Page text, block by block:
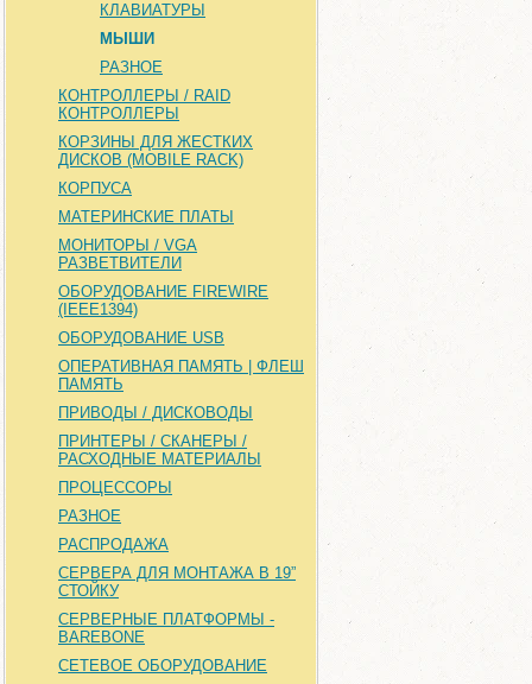
КЛАВИАТУРЫ
МЫШИ
РАЗНОЕ
КОНТРОЛЛЕРЫ / RAID
КОНТРОЛЛЕРЫ
КОРЗИНЫ ДЛЯ ЖЕСТКИХ
ДИСКОВ (MOBILE RACK)
КОРПУСА
МАТЕРИНСКИЕ ПЛАТЫ
МОНИТОРЫ / VGA
РАЗВЕТВИТЕЛИ
ОБОРУДОВАНИЕ FIREWIRE
(IEEE1394)
ОБОРУДОВАНИЕ USB
ОПЕРАТИВНАЯ ПАМЯТЬ | ФЛЕШ
ПАМЯТЬ
ПРИВОДЫ / ДИСКОВОДЫ
ПРИНТЕРЫ / СКАНЕРЫ /
РАСХОДНЫЕ МАТЕРИАЛЫ
ПРОЦЕССОРЫ
РАЗНОЕ
РАСПРОДАЖА
СЕРВЕРА ДЛЯ МОНТАЖА В 19”
СТОЙКУ
СЕРВЕРНЫЕ ПЛАТФОРМЫ -
BAREBONE
СЕТЕВОЕ ОБОРУДОВАНИЕ